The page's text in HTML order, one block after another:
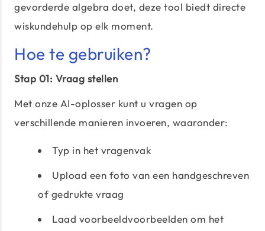
gevorderde algebra doet, deze tool biedt directe
wiskundehulp op elk moment.
Hoe te gebruiken?
Stap 01: Vraag stellen
Met onze AI-oplosser kunt u vragen op
verschillende manieren invoeren, waaronder:
Typ in het vragenvak
Upload een foto van een handgeschreven
of gedrukte vraag
Laad voorbeeldvoorbeelden om het